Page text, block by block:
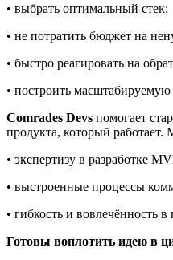
соавторство. Технический
• выбрать оптимальный стек;
• не потратить бюджет на
• быстро реагировать на
продукта, который работает.
• экспертизу в разработке
• выстроенные процессы